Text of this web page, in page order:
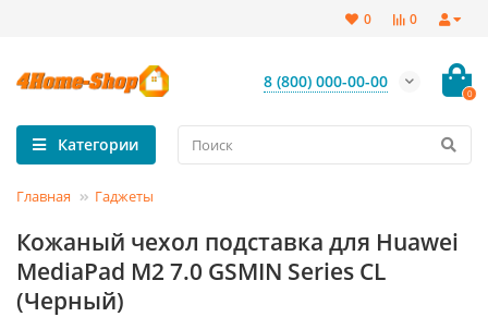
0
0
8 (800) 000-00-00
0
Категории
Главная Гаджеты
Кожаный чехол подставка для Huawei
MediaPad M2 7.0 GSMIN Series CL
(Черный)